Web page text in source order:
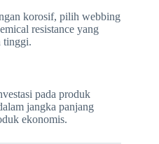
korosif, pilih webbing
resistance yang
tinggi.
pada produk
jangka panjang
ekonomis.